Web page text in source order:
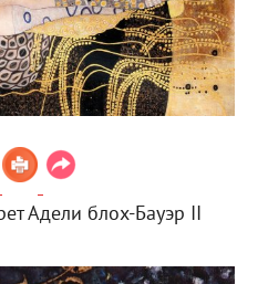
Адели блох-Бауэр II